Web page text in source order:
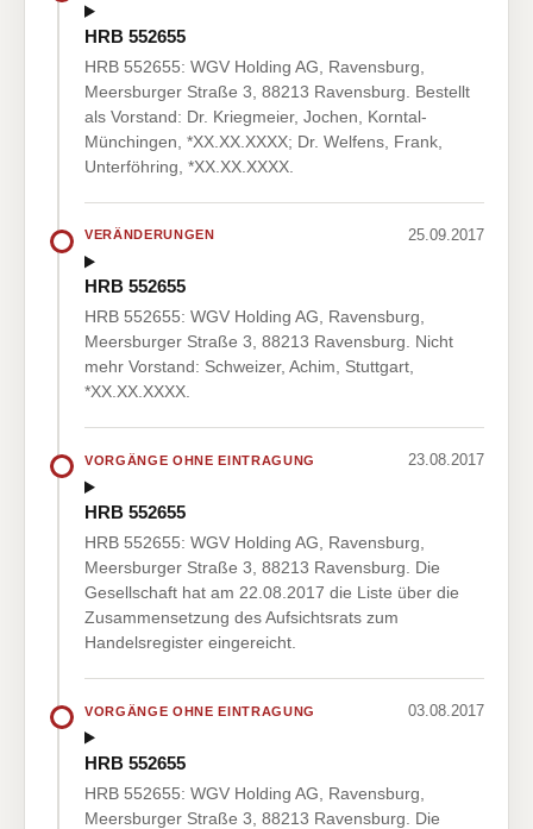
HRB 552655
HRB 552655: WGV Holding AG, Ravensburg,
Meersburger Straße 3, 88213 Ravensburg. Bestellt
als Vorstand: Dr. Kriegmeier, Jochen, Korntal-
Münchingen, *XX.XX.XXXX; Dr. Welfens, Frank,
Unterföhring, *XX.XX.XXXX.
VERÄNDERUNGEN 25.09.2017
HRB 552655
HRB 552655: WGV Holding AG, Ravensburg,
Meersburger Straße 3, 88213 Ravensburg. Nicht
mehr Vorstand: Schweizer, Achim, Stuttgart,
*XX.XX.XXXX.
VORGÄNGE OHNE EINTRAGUNG 23.08.2017
HRB 552655
HRB 552655: WGV Holding AG, Ravensburg,
Meersburger Straße 3, 88213 Ravensburg. Die
Gesellschaft hat am 22.08.2017 die Liste über die
Zusammensetzung des Aufsichtsrats zum
Handelsregister eingereicht.
VORGÄNGE OHNE EINTRAGUNG 03.08.2017
HRB 552655
HRB 552655: WGV Holding AG, Ravensburg,
Meersburger Straße 3, 88213 Ravensburg. Die